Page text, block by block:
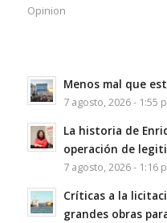
Opinion
Menos mal que
7 agosto, 2026 - 1:55
La historia de
operación de
7 agosto, 2026 - 1:16
Críticas a la
grandes obras